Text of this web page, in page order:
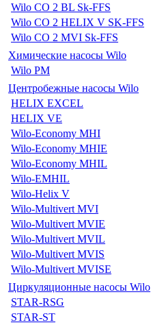
Wilo CO 2 BL Sk-FFS
Wilo CO 2 HELIX V SK-FFS
Wilo CO 2 MVI Sk-FFS
Химические насосы Wilo
Wilo PM
Центробежные насосы Wilo
HELIX EXCEL
HELIX VE
Wilo-Economy MHI
Wilo-Economy MHIE
Wilo-Economy MHIL
Wilo-EMHIL
Wilo-Helix V
Wilo-Multivert MVI
Wilo-Multivert MVIE
Wilo-Multivert MVIL
Wilo-Multivert MVIS
Wilo-Multivert MVISE
Циркуляционные насосы Wilo
STAR-RSG
STAR-ST